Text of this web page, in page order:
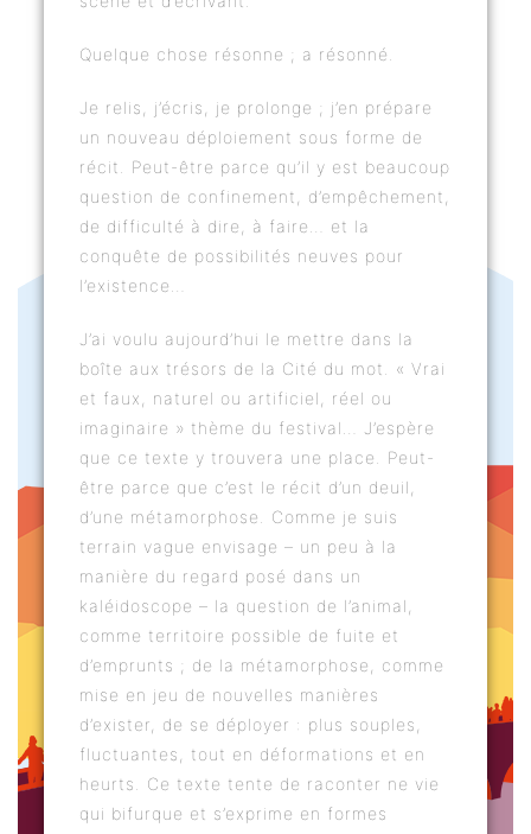
Quelque chose résonne ; a résonné.
Je relis, j’écris, je prolonge ; j’en prépare
un nouveau déploiement sous forme de
récit. Peut-être parce qu’il y est beaucoup
question de confinement, d’empêchement,
de difficulté à dire, à faire… et la
conquête de possibilités neuves pour
l’existence…
J’ai voulu aujourd’hui le mettre dans la
boîte aux trésors de la Cité du mot. « Vrai
et faux, naturel ou artificiel, réel ou
imaginaire » thème du festival… J’espère
que ce texte y trouvera une place. Peut-
être parce que c’est le récit d’un deuil,
d’une métamorphose. Comme je suis
terrain vague envisage – un peu à la
manière du regard posé dans un
kaléidoscope – la question de l’animal,
comme territoire possible de fuite et
d’emprunts ; de la métamorphose, comme
mise en jeu de nouvelles manières
d’exister, de se déployer : plus souples,
fluctuantes, tout en déformations et en
heurts. Ce texte tente de raconter ne vie
qui bifurque et s’exprime en formes